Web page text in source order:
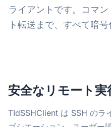
ライアントです。コマ
ト転送まで、すべて暗
安全なリモート実
TIdSSHClient は SSH のラ